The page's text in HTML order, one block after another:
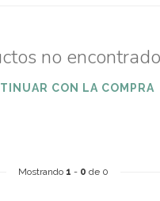
no
CON LA COMPRA
Mostrando 1 - 0 de 0